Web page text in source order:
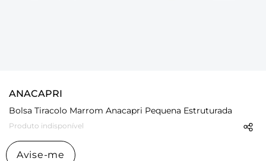
ANACAPRI
Bolsa Tiracolo Marrom Anacapri Pequena Estruturada
Produto indisponível
Avise-me